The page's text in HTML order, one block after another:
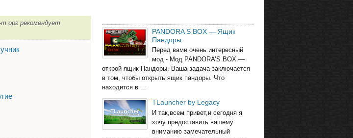
рекомендует
PANDORA S BOX — Ящик
Пандоры
Перед вами очень интересный
мод - Мод PANDORA’S BOX —
открой ящик Пандоры. Ваша задача заключается
в том, чтобы открыть ящик пандоры. Что
находится в ...
TLauncher by Legacy
И так,всем привет,и сегодня я
хочу предоставить вашему
вниманию замечательный